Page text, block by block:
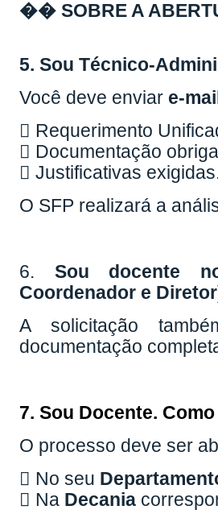
�� SOBRE A
5. Sou Técnico-
Você deve enviar e-
 Requerimento
 Documentação
 Justificativas
O SFP realizará a
6. Sou docente
Coordenador e
A solicitação
documentação
7. Sou Docente.
O processo deve ser
 No seu
 Na Decania